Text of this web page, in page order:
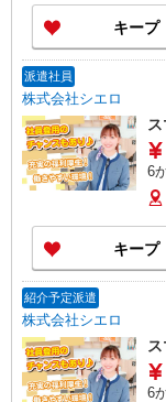
い
+
キープ
派遣社員
株式会社シエロ
6
り） ゜+゜・。○。・
祝い
ン
○
キープ
紹介予定派遣
株式会社シエロ
6